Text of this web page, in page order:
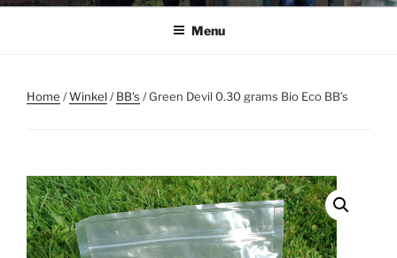
Menu
Home /Winkel/BB's / Green Devil 0.30 grams Bio Eco BB’s